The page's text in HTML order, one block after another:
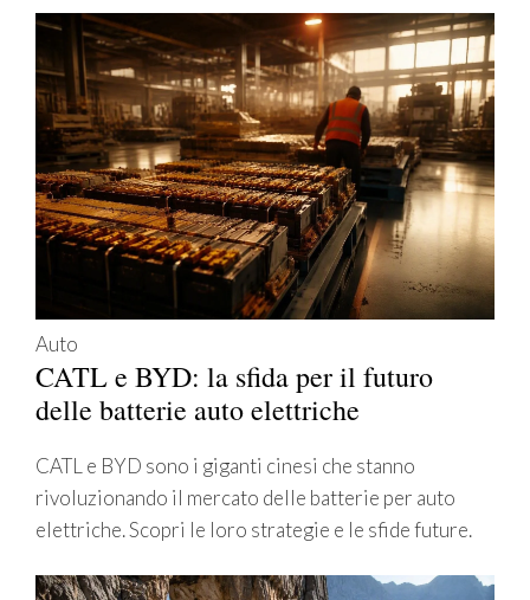
Auto
CATL e BYD: la sfida per il futuro
delle batterie auto elettriche
CATL e BYD sono i giganti cinesi che stanno
rivoluzionando il mercato delle batterie per auto
elettriche. Scopri le loro strategie e le sfide future.